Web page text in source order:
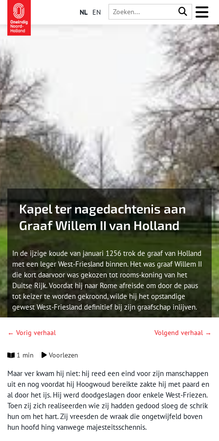
NL EN
Kapel ter nagedachtenis aan
Graaf Willem II van Holland
In de ijzige koude van januari 1256 trok de graaf van Holland
met een leger West-Friesland binnen. Het was graaf Willem II
die kort daarvoor was gekozen tot rooms-koning van het
Duitse Rijk. Voordat hij naar Rome afreisde om door de paus
tot keizer te worden gekroond, wilde hij het opstandige
gewest West-Friesland definitief bij zijn graafschap inlijven.
← Vorig verhaal Volgend verhaal →
1 min Voorlezen
Maar ver kwam hij niet: hij reed een eind voor zijn manschappen
uit en nog voordat hij Hoogwoud bereikte zakte hij met paard en
al door het ijs. Hij werd doodgeslagen door enkele West-Friezen.
Toen zij zich realiseerden wie zij hadden gedood sloeg de schrik
hun om het hart. Zij vreesden de wraak die ongetwijfeld boven
hun hoofd hing vanwege majesteitsschennis.